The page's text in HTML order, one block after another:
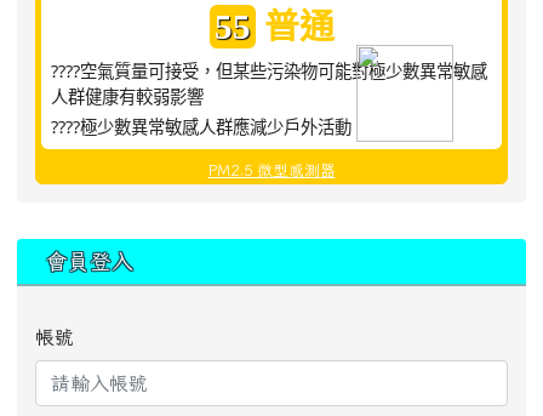
55 普通
????空氣質量可接受，但某些污染物可能對極少數異常敏感
人群健康有較弱影響
????極少數異常敏感人群應減少戶外活動
PM2.5 微型感測器
會員登入
帳號